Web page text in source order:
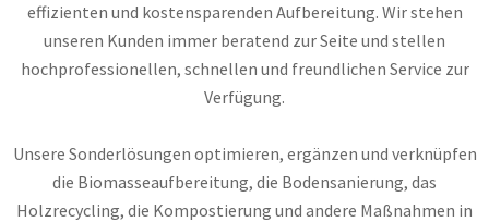
effizienten und kostensparenden Aufbereitung. Wir stehen
unseren Kunden immer beratend zur Seite und stellen
hochprofessionellen, schnellen und freundlichen Service zur
Verfügung.
Unsere Sonderlösungen optimieren, ergänzen und verknüpfen
die Biomasseaufbereitung, die Bodensanierung, das
Holzrecycling, die Kompostierung und andere Maßnahmen in